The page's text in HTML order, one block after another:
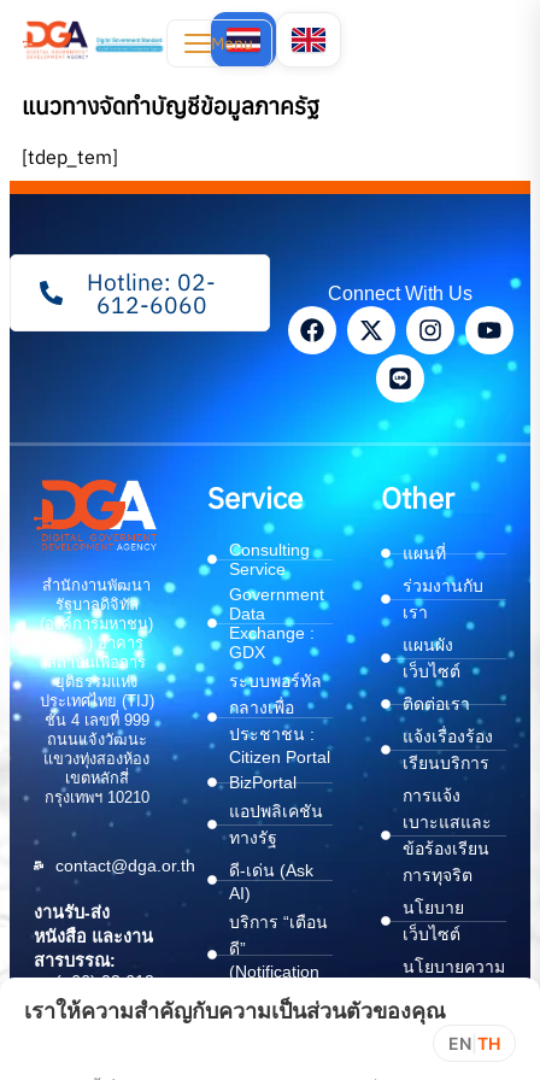
Menu
แนวทางจัดทำบัญชีข้อมูลภาครัฐ
[tdep_tem]
Hotline: 02-
612-6060 Connect With Us
สำนักงานพัฒนา
รัฐบาลดิจิทัล
(องค์การมหาชน)
(สพร.) อาคาร
สถาบันเพื่อการ
ยุติธรรมแห่ง
ประเทศไทย (TIJ)
ชั้น 4 เลขที่ 999
ถนนแจ้งวัฒนะ
แขวงทุ่งสองห้อง
เขตหลักสี่
กรุงเทพฯ 10210
contact@dga.or.th
งานรับ-ส่ง
หนังสือ และงาน
สารบรรณ:
(+66) 02 612
6000
saraban@dga.or.th
Service
Consulting
Service
Government
Data
Exchange :
GDX
ระบบพอร์ทัล
กลางเพื่อ
ประชาชน :
Citizen Portal
BizPortal
แอปพลิเคชัน
ทางรัฐ
ดี-เด่น (Ask
AI)
บริการ “เตือน
ดี”
(Notification
บริการ
Other
แผนที่
ร่วมงานกับ
เรา
แผนผัง
เว็บไซต์
ติดต่อเรา
แจ้งเรื่องร้อง
เรียนบริการ
การแจ้ง
เบาะแสและ
ข้อร้องเรียน
การทุจริต
นโยบาย
เว็บไซต์
นโยบายความ
ปลอดภัย
สารสนเทศ
เราให้ความสำคัญกับความเป็นส่วนตัวของคุณ
EN TH